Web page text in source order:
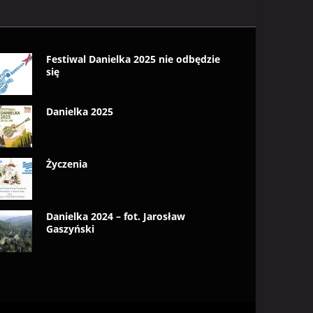
Festiwal Danielka 2025 nie odbędzie
się
Danielka 2025
Życzenia
Danielka 2024 – fot. Jarosław
Gaszyński